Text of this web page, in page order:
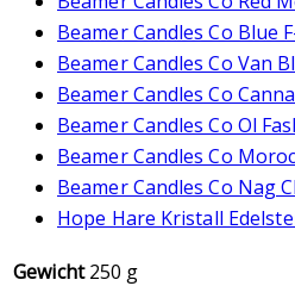
Beamer Candles Co Blue
Beamer Candles Co Van
Beamer Candles Co
Beamer Candles Co Ol
Beamer Candles Co
Beamer Candles Co Nag
Hope Hare Kristall
Gewicht 250 g